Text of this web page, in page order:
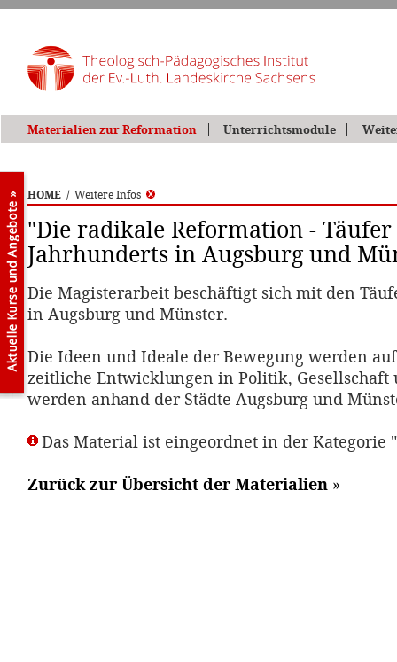
Materialien zur Reformation Unterrichtsmodule
HOME / Weitere Infos
"Die radikale Reformation - Täufer
Jahrhunderts in Augsburg und
Die Magisterarbeit beschäftigt sich mit den
in Augsburg und Münster.
Die Ideen und Ideale der Bewegung werden
zeitliche Entwicklungen in Politik, Gesellschaft
werden anhand der Städte Augsburg und
Das Material ist eingeordnet in der Kategorie
Zurück zur Übersicht der Materialien »